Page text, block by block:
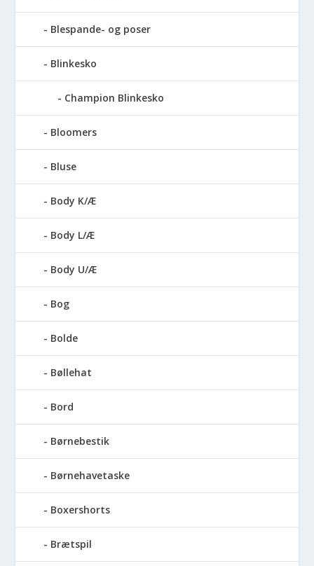
Blespande- og poser
Blinkesko
Champion Blinkesko
Bloomers
Bluse
Body K/Æ
Body L/Æ
Body U/Æ
Bog
Bolde
Bøllehat
Bord
Børnebestik
Børnehavetaske
Boxershorts
Brætspil